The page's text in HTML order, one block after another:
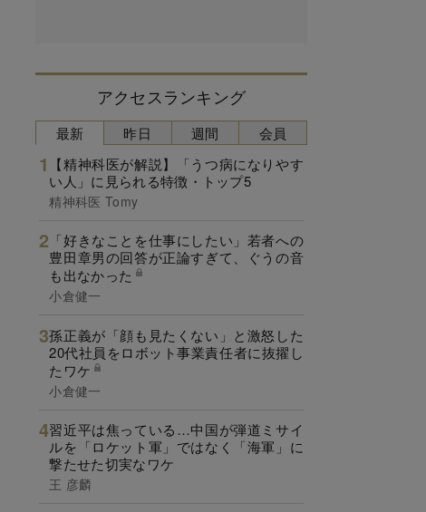
アクセスランキング
最新
【精神科医が解説】「うつ病になりやす
い人」に見られる特徴・トップ5
精神科医 Tomy
「好きなことを仕事にしたい」若者への
豊田章男の回答が正論すぎて、ぐうの音
も出なかった
小倉健一
孫正義が「顔も見たくない」と激怒した
20代社員をロボット事業責任者に抜擢し
たワケ
小倉健一
習近平は焦っている…中国が弾道ミサイ
ルを「ロケット軍」ではなく「海軍」に
撃たせた切実なワケ
王 彦麟
昨日 週間 会員